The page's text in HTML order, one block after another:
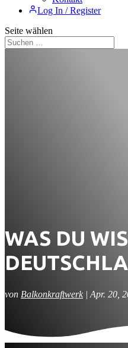
Log In / Register
Seite wählen
WAS DU
von Balkonkraftwerk | Apr. 20,